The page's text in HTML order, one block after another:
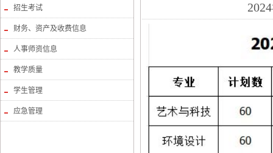
招生考试
财务、资产及收费信息
人事师资信息
教学质量
学生管理
应急管理